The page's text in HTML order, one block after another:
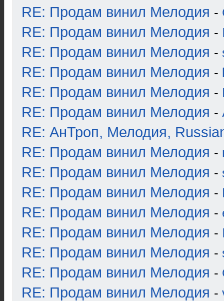
RE: Продам винил Мелодия -
RE: Продам винил Мелодия -
RE: Продам винил Мелодия -
RE: Продам винил Мелодия -
RE: Продам винил Мелодия -
RE: Продам винил Мелодия -
RE: АнТроп, Мелодия,
RE: Продам винил Мелодия -
RE: Продам винил Мелодия -
RE: Продам винил Мелодия -
RE: Продам винил Мелодия -
RE: Продам винил Мелодия -
RE: Продам винил Мелодия -
RE: Продам винил Мелодия -
RE: Продам винил Мелодия -